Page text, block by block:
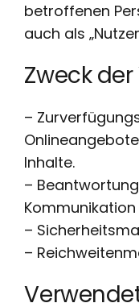
betroffenen
auch als
Zweck
–
Inhalte.
–
–
–